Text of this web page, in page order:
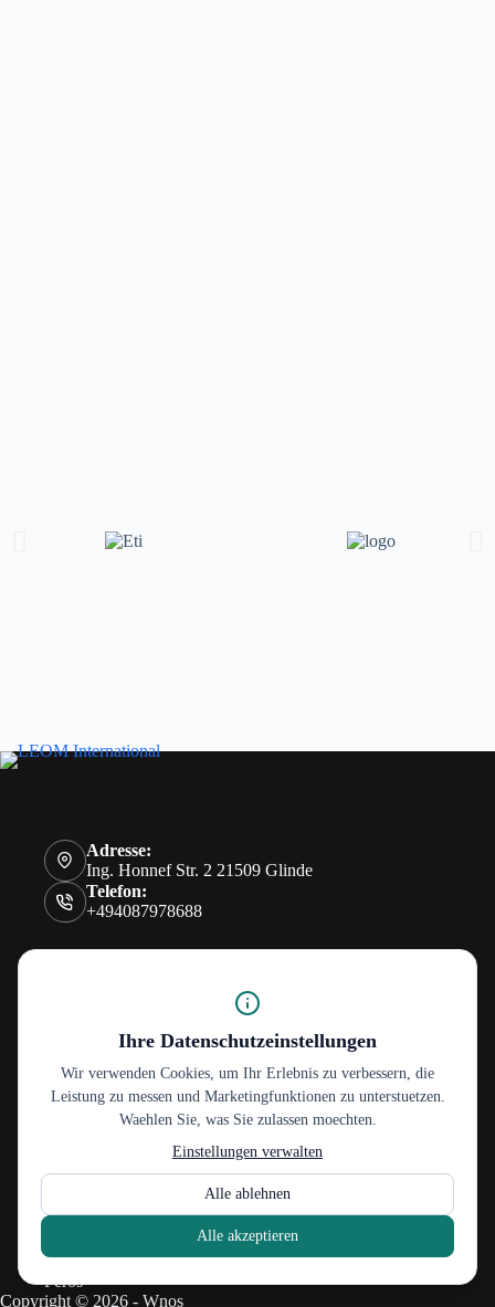
Adresse:
Ing. Honnef Str. 2 21509 Glinde
Telefon:
+494087978688
Impressum
Datenschutz
Bebeto
Paşabahce
Yakamoz
Peros
Copyright © 2026 - Wnos
Ihre Datenschutzeinstellungen
Wir verwenden Cookies, um Ihr Erlebnis zu verbessern, die
Leistung zu messen und Marketingfunktionen zu unterstuetzen.
Waehlen Sie, was Sie zulassen moechten.
Einstellungen verwalten
Alle ablehnen
Alle akzeptieren